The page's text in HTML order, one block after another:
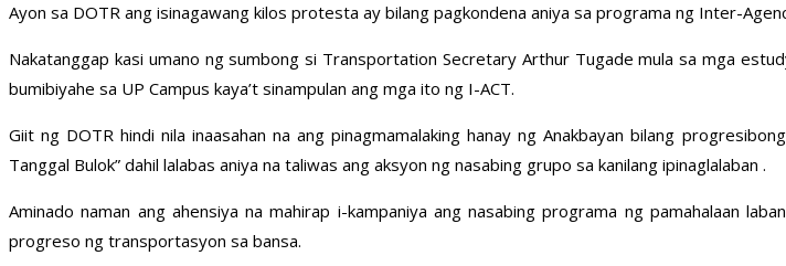
Ayon sa DOTR ang isinagawang kilos protesta ay bilang pagkondena aniya sa programa ng Inter-
Nakatanggap kasi umano ng sumbong si Transportation Secretary Arthur Tugade mula sa mga
bumibiyahe sa UP Campus kaya’t sinampulan ang mga ito ng I-ACT.
Giit ng DOTR hindi nila inaasahan na ang pinagmamalaking hanay ng Anakbayan bilang
Tanggal Bulok” dahil lalabas aniya na taliwas ang aksyon ng nasabing grupo sa kanilang ipinaglalaban .
Aminado naman ang ahensiya na mahirap i-kampaniya ang nasabing programa ng pamahalaan
progreso ng transportasyon sa bansa.